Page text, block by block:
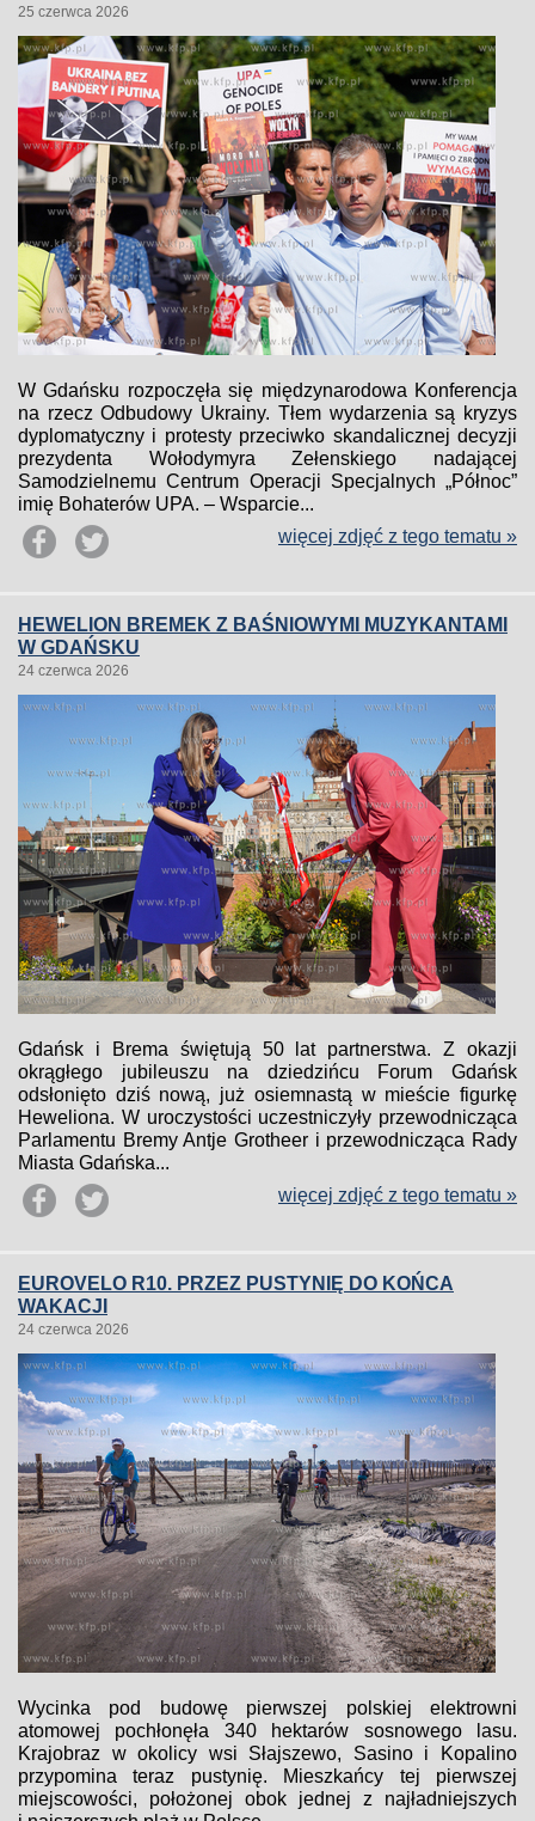
25 czerwca 2026
W Gdańsku rozpoczęła się międzynarodowa Konferencja
na rzecz Odbudowy Ukrainy. Tłem wydarzenia są kryzys
dyplomatyczny i protesty przeciwko skandalicznej decyzji
prezydenta Wołodymyra Zełenskiego nadającej
Samodzielnemu Centrum Operacji Specjalnych „Północ”
imię Bohaterów UPA. – Wsparcie...
więcej zdjęć z tego tematu »
HEWELION BREMEK Z BAŚNIOWYMI MUZYKANTAMI
W GDAŃSKU
24 czerwca 2026
Gdańsk i Brema świętują 50 lat partnerstwa. Z okazji
okrągłego jubileuszu na dziedzińcu Forum Gdańsk
odsłonięto dziś nową, już osiemnastą w mieście figurkę
Heweliona. W uroczystości uczestniczyły przewodnicząca
Parlamentu Bremy Antje Grotheer i przewodnicząca Rady
Miasta Gdańska...
więcej zdjęć z tego tematu »
EUROVELO R10. PRZEZ PUSTYNIĘ DO KOŃCA
WAKACJI
24 czerwca 2026
Wycinka pod budowę pierwszej polskiej elektrowni
atomowej pochłonęła 340 hektarów sosnowego lasu.
Krajobraz w okolicy wsi Słajszewo, Sasino i Kopalino
przypomina teraz pustynię. Mieszkańcy tej pierwszej
miejscowości, położonej obok jednej z najładniejszych